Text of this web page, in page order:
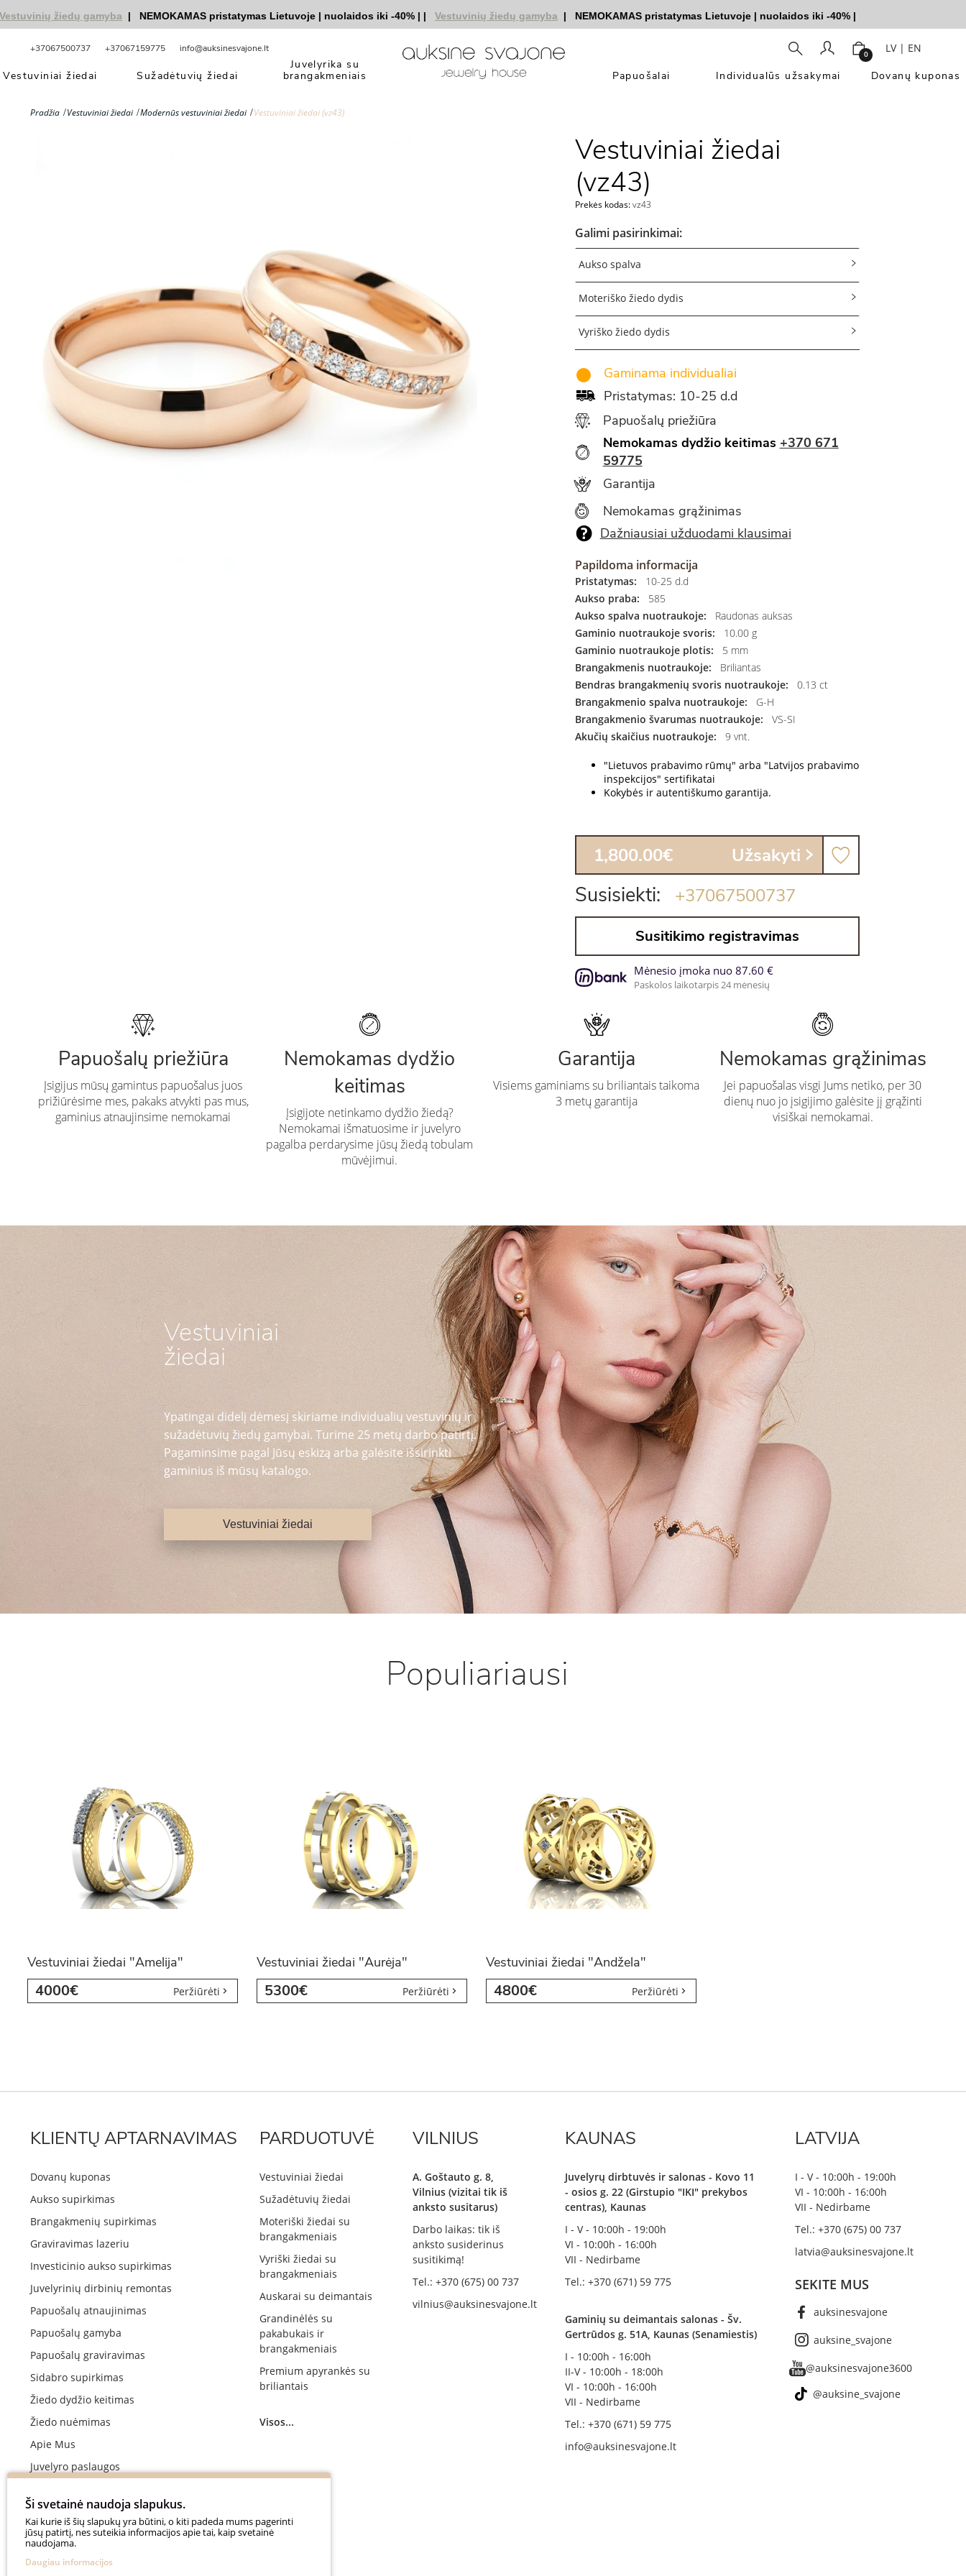
žiedų gamyba | NEMOKAMAS pristatymas Lietuvoje|nuolaidos iki -40% || Vestuvinių žiedų gamyba | NEMOKAMAS pristatymas Lietuvoje|nuolaidos iki -40% |
+37067500737 +37067159775 info@auksinesvajone.lt 0 LV| EN
Vestuviniai žiedai Sužadėtuvių žiedai
Juvelyrika su
brangakmeniais
Papuošalai Individualūs užsakymai Dovanų kuponas
Pradžia Vestuviniai žiedai Modernūs vestuviniai žiedai Vestuviniai žiedai (vz43)
Vestuviniai žiedai
(vz43)
Prekės kodas:vz43
Galimi pasirinkimai:
Aukso spalva
Moteriško žiedo dydis
Vyriško žiedo dydis
Gaminama individualiai
Pristatymas: 10-25 d.d
Papuošalų priežiūra
Nemokamas dydžio keitimas +370 671
59775
Garantija
Nemokamas grąžinimas
Dažniausiai užduodami klausimai
Papildoma informacija
Pristatymas:
10-25 d.d
Aukso praba:
585
Aukso spalva nuotraukoje:
Raudonas auksas
Gaminio nuotraukoje svoris:
10.00 g
Gaminio nuotraukoje plotis:
5 mm
Brangakmenis nuotraukoje:
Briliantas
Bendras brangakmenių svoris nuotraukoje:
0.13 ct
Brangakmenio spalva nuotraukoje:
G-H
Brangakmenio švarumas nuotraukoje:
VS-SI
Akučių skaičius nuotraukoje:
9 vnt.
"Lietuvos prabavimo rūmų" arba "Latvijos prabavimo
inspekcijos" sertifikatai
Kokybės ir autentiškumo garantija.
1,800.00€ Užsakyti
Susisiekti: +37067500737
Susitikimo registravimas
Mėnesio įmoka nuo 87.60 €
Paskolos laikotarpis 24 mėnesių
Papuošalų priežiūra
Įsigijus mūsų gamintus papuošalus juos
prižiūrėsime mes, pakaks atvykti pas mus,
gaminius atnaujinsime nemokamai
Nemokamas dydžio
keitimas
Įsigijote netinkamo dydžio žiedą?
Nemokamai išmatuosime ir juvelyro
pagalba perdarysime jūsų žiedą tobulam
mūvėjimui.
Garantija
Visiems gaminiams su briliantais taikoma
3 metų garantija
Nemokamas grąžinimas
Jei papuošalas visgi Jums netiko, per 30
dienų nuo jo įsigijimo galėsite jį grąžinti
visiškai nemokamai.
Vestuviniai
žiedai
Ypatingai didelį dėmesį skiriame individualių vestuvinių ir
sužadėtuvių žiedų gamybai. Turime 25 metų darbo patirtį.
Pagaminsime pagal Jūsų eskizą arba galėsite išsirinkti
gaminius iš mūsų katalogo.
Vestuviniai žiedai
Populiariausi
Vestuviniai žiedai "Amelija"
4000€ Peržiūrėti
Vestuviniai žiedai "Aurėja"
5300€ Peržiūrėti
Vestuviniai žiedai "Andžela"
4800€ Peržiūrėti
KLIENTŲ APTARNAVIMAS
Dovanų kuponas
Aukso supirkimas
Brangakmenių supirkimas
Graviravimas lazeriu
Investicinio aukso supirkimas
Juvelyrinių dirbinių remontas
Papuošalų atnaujinimas
Papuošalų gamyba
Papuošalų graviravimas
Sidabro supirkimas
Žiedo dydžio keitimas
Žiedo nuėmimas
Apie Mus
Juvelyro paslaugos
Sužadėtuvių žiedų gamyba
Apmokėjimas
Pristatymo terminai ir sąlygos
PARDUOTUVĖ
Vestuviniai žiedai
Sužadėtuvių žiedai
Moteriški žiedai su
brangakmeniais
Vyriški žiedai su
brangakmeniais
Auskarai su deimantais
Grandinėlės su
pakabukais ir
brangakmeniais
Premium apyrankės su
briliantais
Visos...
VILNIUS
A. Goštauto g. 8,
Vilnius (vizitai tik iš
anksto susitarus)
Darbo laikas: tik iš
anksto susiderinus
susitikimą!
Tel.: +370 (675) 00 737
vilnius@auksinesvajone.lt
KAUNAS
Juvelyrų dirbtuvės ir salonas - Kovo 11
- osios g. 22 (Girstupio "IKI" prekybos
centras), Kaunas
I - V - 10:00h - 19:00h
VI - 10:00h - 16:00h
VII - Nedirbame
Tel.: +370 (671) 59 775
Gaminių su deimantais salonas - Šv.
Gertrūdos g. 51A, Kaunas (Senamiestis)
I - 10:00h - 16:00h
II-V - 10:00h - 18:00h
VI - 10:00h - 16:00h
VII - Nedirbame
Tel.: +370 (671) 59 775
info@auksinesvajone.lt
LATVIJA
I - V - 10:00h - 19:00h
VI - 10:00h - 16:00h
VII - Nedirbame
Tel.: +370 (675) 00 737
latvia@auksinesvajone.lt
SEKITE MUS
auksinesvajone
auksine_svajone
@auksinesvajone3600
@auksine_svajone
Ši svetainė naudoja slapukus.
Kai kurie iš šių slapukų yra būtini, o kiti padeda mums pagerinti
jūsų patirtį, nes suteikia informacijos apie tai, kaip svetainė
naudojama.
Daugiau informacijos